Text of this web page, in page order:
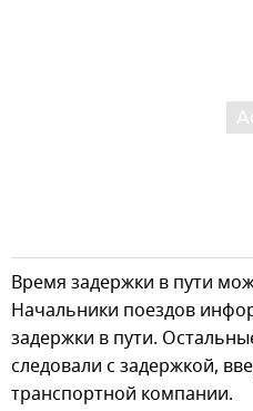
Время задержки в пути
Начальники поездов
задержки в пути.
следовали с задержкой,
транспортной компании.